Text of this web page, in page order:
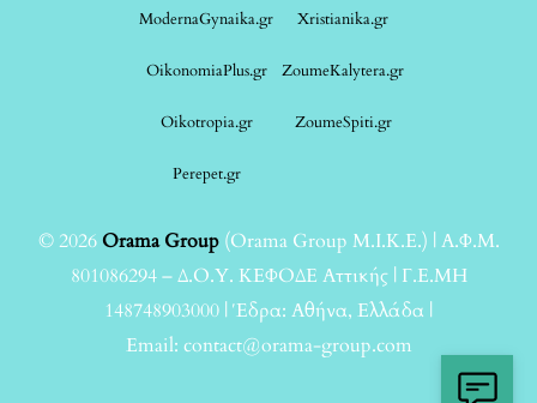
ModernaGynaika.gr Xristianika.gr
OikonomiaPlus.gr ZoumeKalytera.gr
Oikotropia.gr ZoumeSpiti.gr
Perepet.gr
© 2026Orama Group(Orama Group Μ.Ι.Κ.Ε.) | Α.Φ.Μ.
801086294 – Δ.Ο.Υ. ΚΕΦΟΔΕ Αττικής | Γ.Ε.ΜΗ
148748903000 | Έδρα: Αθήνα, Ελλάδα |
Email: contact@orama-group.com